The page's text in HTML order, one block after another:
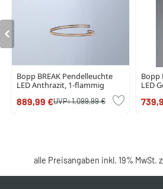
Bopp BREAK Pendelleuchte
LED Anthrazit, 1-flammig
889,99 €UVP:1.099,99 €
Bopp
LED
alle Preisangaben inkl. 19% MwSt.